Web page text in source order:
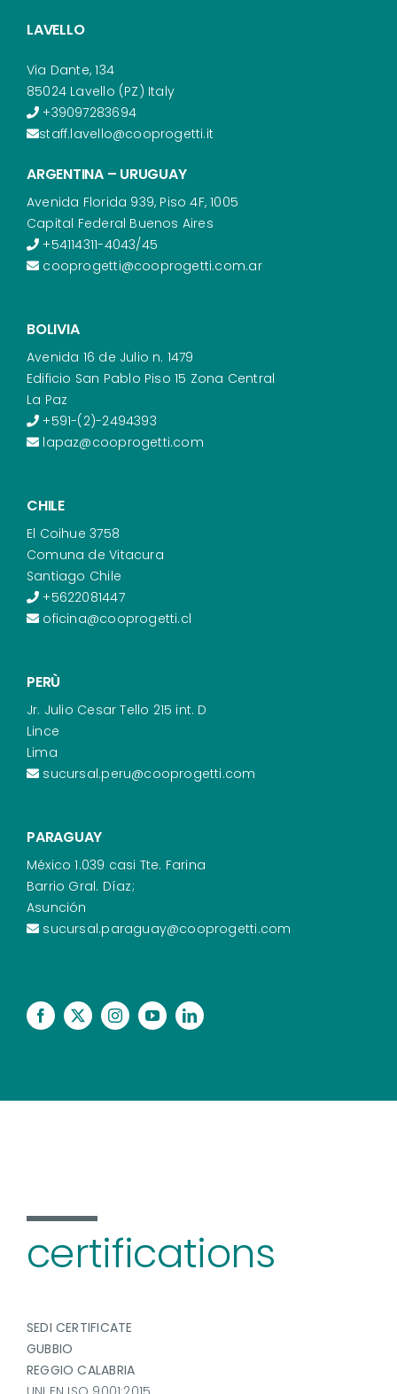
LAVELLO
Via Dante, 134
85024 Lavello (PZ) Italy
+39097283694
staff.lavello@cooprogetti.it
ARGENTINA – URUGUAY
Avenida Florida 939, Piso 4F, 1005
Capital Federal Buenos Aires
+54114311-4043/45
cooprogetti@cooprogetti.com.ar
BOLIVIA
Avenida 16 de Julio n. 1479
Edificio San Pablo Piso 15 Zona Central
La Paz
+591-(2)-2494393
lapaz@cooprogetti.com
CHILE
El Coihue 3758
Comuna de Vitacura
Santiago Chile
+5622081447
oficina@cooprogetti.cl
PERÙ
Jr. Julio Cesar Tello 215 int. D
Lince
Lima
sucursal.peru@cooprogetti.com
PARAGUAY
México 1.039 casi Tte. Farina
Barrio Gral. Díaz;
Asunción
sucursal.paraguay@cooprogetti.com
certifications
SEDI CERTIFICATE
GUBBIO
REGGIO CALABRIA